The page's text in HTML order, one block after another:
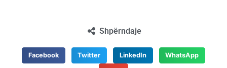
Shpërndaje
Facebook Twitter LinkedIn WhatsApp